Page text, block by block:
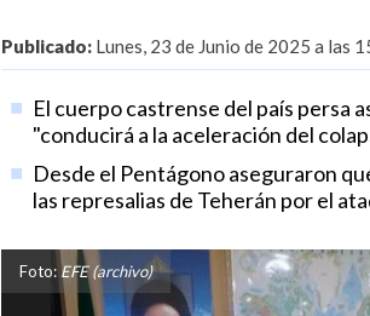
Publicado: Lunes, 23 de Junio de 2025 a las
El cuerpo castrense del país persa
"conducirá a la aceleración del
Desde el Pentágono aseguraron
las represalias de Teherán por el
Foto: EFE (archivo)